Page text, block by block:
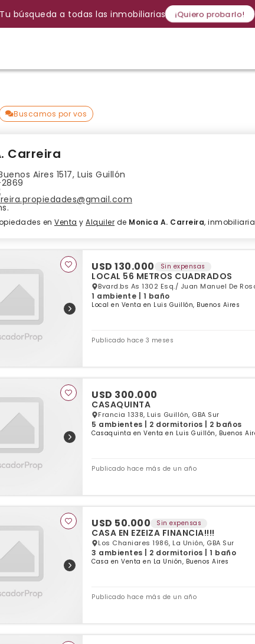
búsqueda a todas las inmobiliarias! ¡Quiero probarlo!
Cancelar Si, eliminar
Gracias
Buscamos por vos
Carreira
Aires 1517, Luis Guillón
en Venta y Alquiler de Monica A. Carreira,
USD 130.000 Sin expensas
LOCAL 56 METROS CUADRADOS
Bvard.bs As 1302 Esq./ Juan Manuel De
1 ambiente | 1 baño
Local en Venta en Luis Guillón, Buenos Aires
Publicado hace 3 meses
USD 300.000
CASAQUINTA
Francia 1338, Luis Guillón, GBA Sur
5 ambientes | 2 dormitorios | 2 baños
Casaquinta en Venta en Luis Guillón, Buenos
Publicado hace más de un año
USD 50.000 Sin expensas
CASA EN EZEIZA FINANCIA!!!!
Los Chaniares 1986, La Unión, GBA Sur
3 ambientes | 2 dormitorios | 1 baño
Casa en Venta en La Unión, Buenos Aires
Publicado hace más de un año